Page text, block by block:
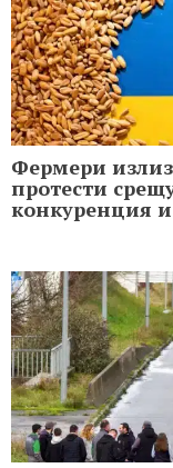
Фермери
протести
конкуренция и